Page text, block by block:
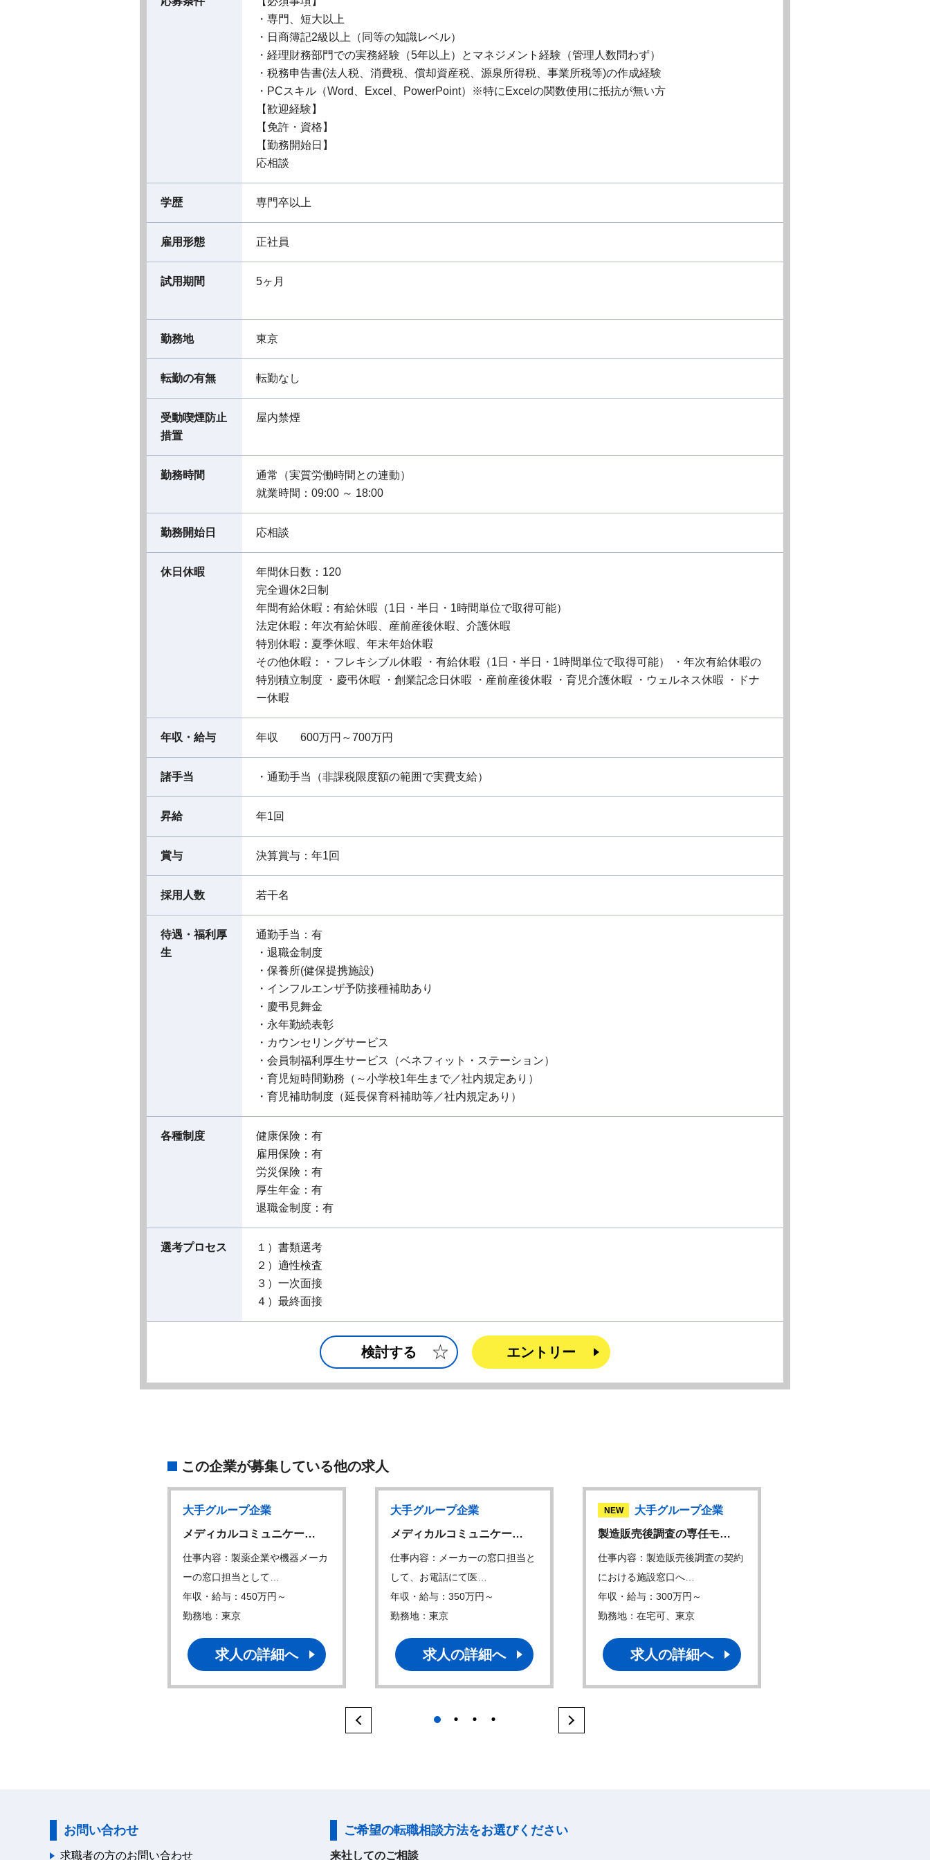
・専門、短大以上
・日商簿記2級以上（同等の知識レベル）
・経理財務部門での実務経験（5年以上）とマネジメント経験（管理人数問わず）
・税務申告書(法人税、消費税、償却資産税、源泉所得税、事業所税等)の作成経験
・PCスキル（Word、Excel、PowerPoint）※特にExcelの関数使用に抵抗が無い方
【歓迎経験】
【免許・資格】
【勤務開始日】
応相談
学歴 専門卒以上
雇用形態 正社員
試用期間 5ヶ月
勤務地 東京
転勤の有無 転勤なし
受動喫煙防止
措置
屋内禁煙
勤務時間
通常（実質労働時間との連動）
就業時間：09:00 ～ 18:00
勤務開始日 応相談
休日休暇
年間休日数：120
完全週休2日制
年間有給休暇：有給休暇（1日・半日・1時間単位で取得可能）
法定休暇：年次有給休暇、産前産後休暇、介護休暇
特別休暇：夏季休暇、年末年始休暇
その他休暇：・フレキシブル休暇 ・有給休暇（1日・半日・1時間単位で取得可能） ・年次有給休暇の
特別積立制度 ・慶弔休暇 ・創業記念日休暇 ・産前産後休暇 ・育児介護休暇 ・ウェルネス休暇 ・ドナ
ー休暇
年収・給与 年収 600万円～700万円
諸手当 ・通勤手当（非課税限度額の範囲で実費支給）
昇給 年1回
賞与 決算賞与：年1回
採用人数 若干名
待遇・福利厚
生
通勤手当：有
・退職金制度
・保養所(健保提携施設)
・インフルエンザ予防接種補助あり
・慶弔見舞金
・永年勤続表彰
・カウンセリングサービス
・会員制福利厚生サービス（ベネフィット・ステーション）
・育児短時間勤務（～小学校1年生まで／社内規定あり）
・育児補助制度（延長保育科補助等／社内規定あり）
各種制度
健康保険：有
雇用保険：有
労災保険：有
厚生年金：有
退職金制度：有
選考プロセス
１）書類選考
２）適性検査
３）一次面接
４）最終面接
検討する エントリー
この企業が募集している他の求人
大手グループ企業
メディカルコミュニケー…
仕事内容：製薬企業や機器メーカ
ーの窓口担当として…
年収・給与：450万円～
勤務地：東京
求人の詳細へ
大手グループ企業
メディカルコミュニケー…
仕事内容：メーカーの窓口担当と
して、お電話にて医…
年収・給与：350万円～
勤務地：東京
求人の詳細へ
NEW
大手グループ企業
製造販売後調査の専任モ…
仕事内容：製造販売後調査の契約
における施設窓口へ…
年収・給与：300万円～
勤務地：在宅可、東京
求人の詳細へ
1
お問い合わせ
求職者の方のお問い合わせ
ご希望の転職相談方法をお選びください
来社してのご相談